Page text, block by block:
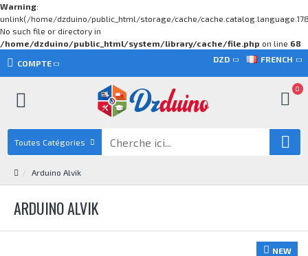
Warning:
unlink(/home/dzduino/public_html/storage/cache/
No such file or directory in
/home/dzduino/public_html/system/library/cache/file.php on line 68
COMPTE DZD FRENCH
0
Toutes Catégories
Arduino Alvik
ARDUINO ALVIK
NEW